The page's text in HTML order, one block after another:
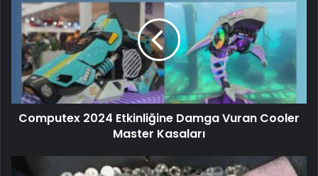
Computex 2024 Etkinliğine Damga Vuran Cooler
Master Kasaları